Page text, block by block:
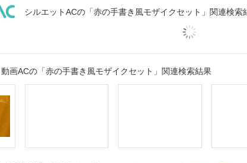
シルエットACの「赤の手書き風モザイクセット」関連検索
動画ACの「赤の手書き風モザイクセット」関連検索結果